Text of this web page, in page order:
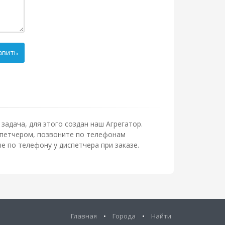
для этого создан наш Агрегатор.
позвоните по телефонам
телефону у диспетчера при заказе.
Главная • Города • Найти